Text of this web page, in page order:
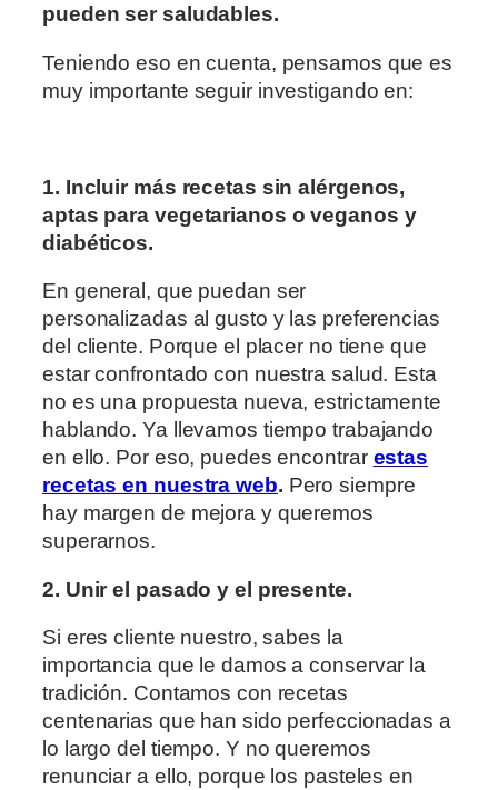
pueden ser saludables.
Teniendo eso en cuenta, pensamos que es
muy importante seguir investigando en:
1. Incluir más recetas sin alérgenos,
aptas para vegetarianos o veganos y
diabéticos.
En general, que puedan ser
personalizadas al gusto y las preferencias
del cliente. Porque el placer no tiene que
estar confrontado con nuestra salud. Esta
no es una propuesta nueva, estrictamente
hablando. Ya llevamos tiempo trabajando
en ello. Por eso, puedes encontrar estas
recetas en nuestra web. Pero siempre
hay margen de mejora y queremos
superarnos.
2. Unir el pasado y el presente.
Si eres cliente nuestro, sabes la
importancia que le damos a conservar la
tradición. Contamos con recetas
centenarias que han sido perfeccionadas a
lo largo del tiempo. Y no queremos
renunciar a ello, porque los pasteles en